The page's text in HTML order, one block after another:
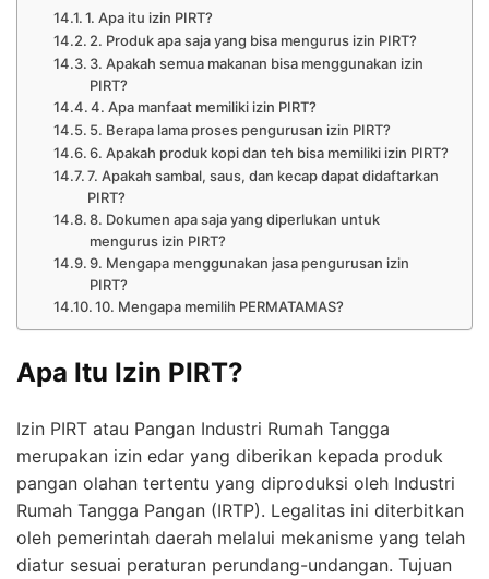
1. Apa itu izin PIRT?
2. Produk apa saja yang bisa mengurus izin PIRT?
3. Apakah semua makanan bisa menggunakan izin
PIRT?
4. Apa manfaat memiliki izin PIRT?
5. Berapa lama proses pengurusan izin PIRT?
6. Apakah produk kopi dan teh bisa memiliki izin PIRT?
7. Apakah sambal, saus, dan kecap dapat didaftarkan
PIRT?
8. Dokumen apa saja yang diperlukan untuk
mengurus izin PIRT?
9. Mengapa menggunakan jasa pengurusan izin
PIRT?
10. Mengapa memilih PERMATAMAS?
Apa Itu Izin PIRT?
Izin PIRT atau Pangan Industri Rumah Tangga
merupakan izin edar yang diberikan kepada produk
pangan olahan tertentu yang diproduksi oleh Industri
Rumah Tangga Pangan (IRTP). Legalitas ini diterbitkan
oleh pemerintah daerah melalui mekanisme yang telah
diatur sesuai peraturan perundang-undangan. Tujuan